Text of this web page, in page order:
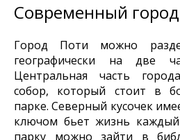
Современный
Город Поти можно
географически на две
Центральная часть
собор, который стоит в
парке. Северный кусочек
ключом бьет жизнь
парку можно зайти в